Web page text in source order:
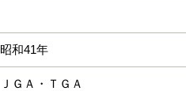
昭和41年
ＪＧＡ・ＴＧＡ